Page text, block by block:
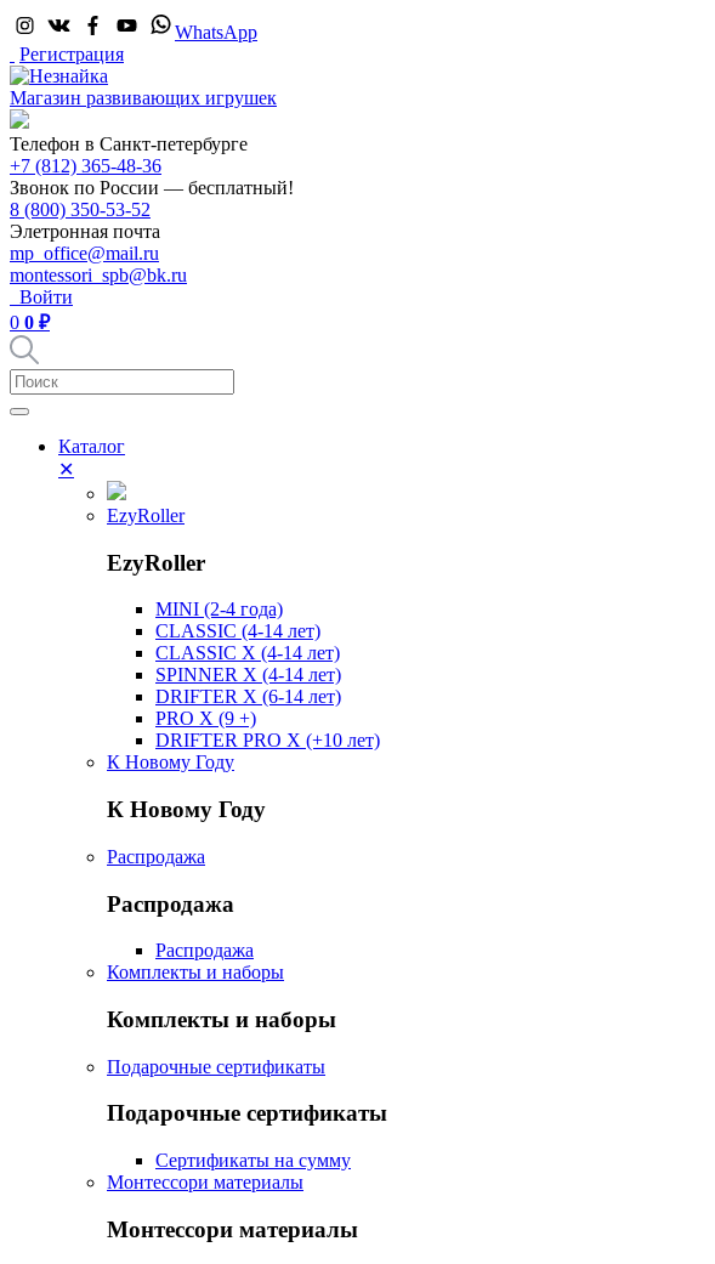
WhatsApp
Регистрация
Магазин развивающих игрушек
Телефон в Санкт-петербурге
+7 (812) 365-48-36
Звонок по России — бесплатный!
8 (800) 350-53-52
Элетронная почта
mp_office@mail.ru
montessori_spb@bk.ru
Войти
0 0 ₽
Каталог
✕
EzyRoller
EzyRoller
MINI (2-4 года)
CLASSIC (4-14 лет)
CLASSIC X (4-14 лет)
SPINNER X (4-14 лет)
DRIFTER X (6-14 лет)
PRO X (9 +)
DRIFTER PRO X (+10 лет)
К Новому Году
К Новому Году
Распродажа
Распродажа
Распродажа
Комплекты и наборы
Комплекты и наборы
Подарочные сертификаты
Подарочные сертификаты
Сертификаты на сумму
Монтессори материалы
Монтессори материалы